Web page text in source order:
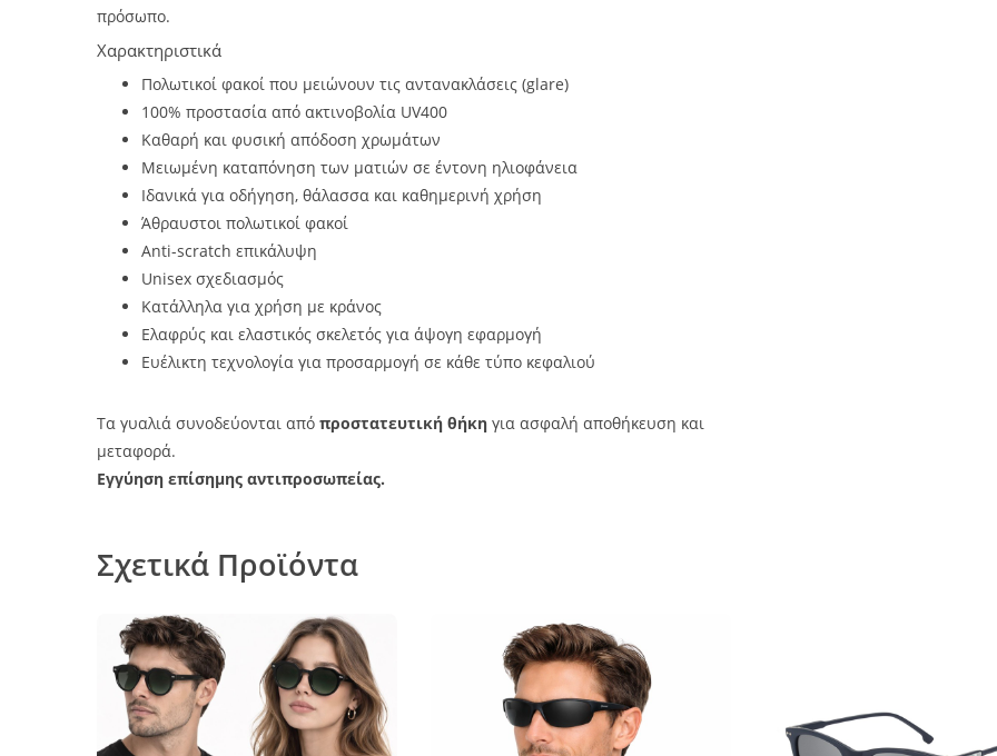
πρόσωπο.
Χαρακτηριστικά
Πολωτικοί φακοί που μειώνουν τις αντανακλάσεις (glare)
100% προστασία από ακτινοβολία UV400
Καθαρή και φυσική απόδοση χρωμάτων
Μειωμένη καταπόνηση των ματιών σε έντονη ηλιοφάνεια
Ιδανικά για οδήγηση, θάλασσα και καθημερινή χρήση
Άθραυστοι πολωτικοί φακοί
Anti-scratch επικάλυψη
Unisex σχεδιασμός
Κατάλληλα για χρήση με κράνος
Ελαφρύς και ελαστικός σκελετός για άψογη εφαρμογή
Ευέλικτη τεχνολογία για προσαρμογή σε κάθε τύπο κεφαλιού
Τα γυαλιά συνοδεύονται από προστατευτική θήκη για ασφαλή αποθήκευση και
μεταφορά.
Εγγύηση επίσημης αντιπροσωπείας.
Σχετικά Προϊόντα